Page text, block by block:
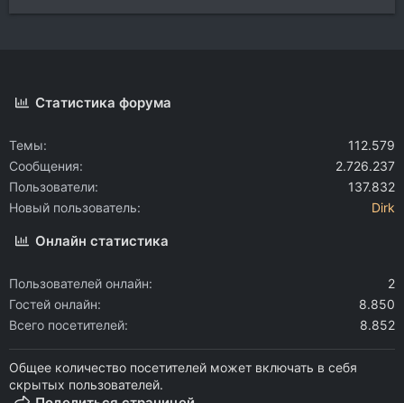
Статистика форума
Темы
112.579
Сообщения
2.726.237
Пользователи
137.832
Новый пользователь
Dirk
Онлайн статистика
Пользователей онлайн
2
Гостей онлайн
8.850
Всего посетителей
8.852
Общее количество посетителей может включать в себя
скрытых пользователей.